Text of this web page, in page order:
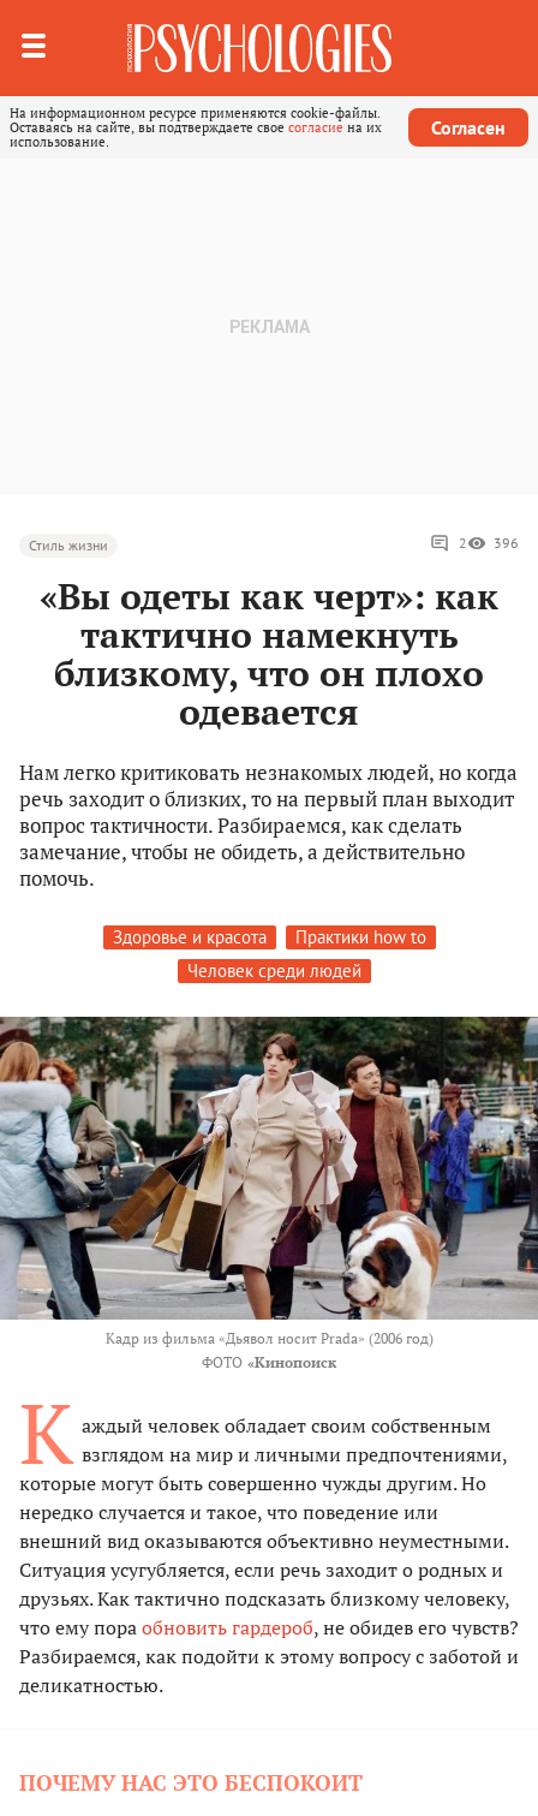
На информационном ресурсе применяются cookie-файлы.
Оставаясь на сайте, вы подтверждаете свое согласие на их
использование.
Согласен
Стиль жизни 2 396
«Вы одеты как черт»: как
тактично намекнуть
близкому, что он плохо
одевается
Нам легко критиковать незнакомых людей, но когда
речь заходит о близких, то на первый план выходит
вопрос тактичности. Разбираемся, как сделать
замечание, чтобы не обидеть, а действительно
помочь.
Здоровье и красота
Практики how to
Человек среди людей
Кадр из фильма «Дьявол носит Prada» (2006 год)
ФОТО «Кинопоиск
К аждый человек обладает своим собственным
взглядом на мир и личными предпочтениями,
которые могут быть совершенно чужды другим. Но
нередко случается и такое, что поведение или
внешний вид оказываются объективно неуместными.
Ситуация усугубляется, если речь заходит о родных и
друзьях. Как тактично подсказать близкому человеку,
что ему пораобновить гардероб, не обидев его чувств?
Разбираемся, как подойти к этому вопросу с заботой и
деликатностью.
ПОЧЕМУ НАС ЭТО БЕСПОКОИТ